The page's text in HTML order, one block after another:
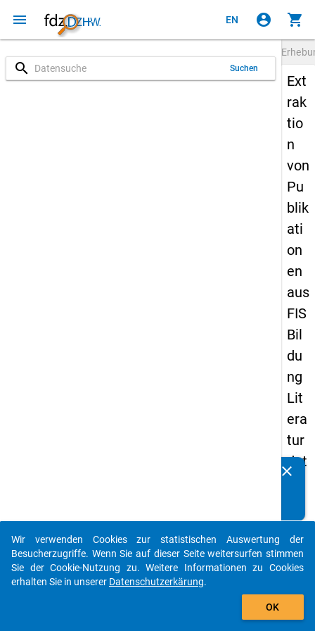
menu EN account_circle shopping_cart
search Suchen
Ext
rak
tio
n
von
Pu
blik
ati
on
en
aus
FIS
Bil
du
ng
Lit
era
tur
dat
nk
Details
info
clear
auto_stories
add_shopping_cart
Wir verwenden Cookies zur statistischen Auswertung der
Besucherzugriffe. Wenn Sie auf dieser Seite weitersurfen stimmen
Sie der Cookie-Nutzung zu. Weitere Informationen zu Cookies
erhalten Sie in unserer Datenschutzerkärung.
OK